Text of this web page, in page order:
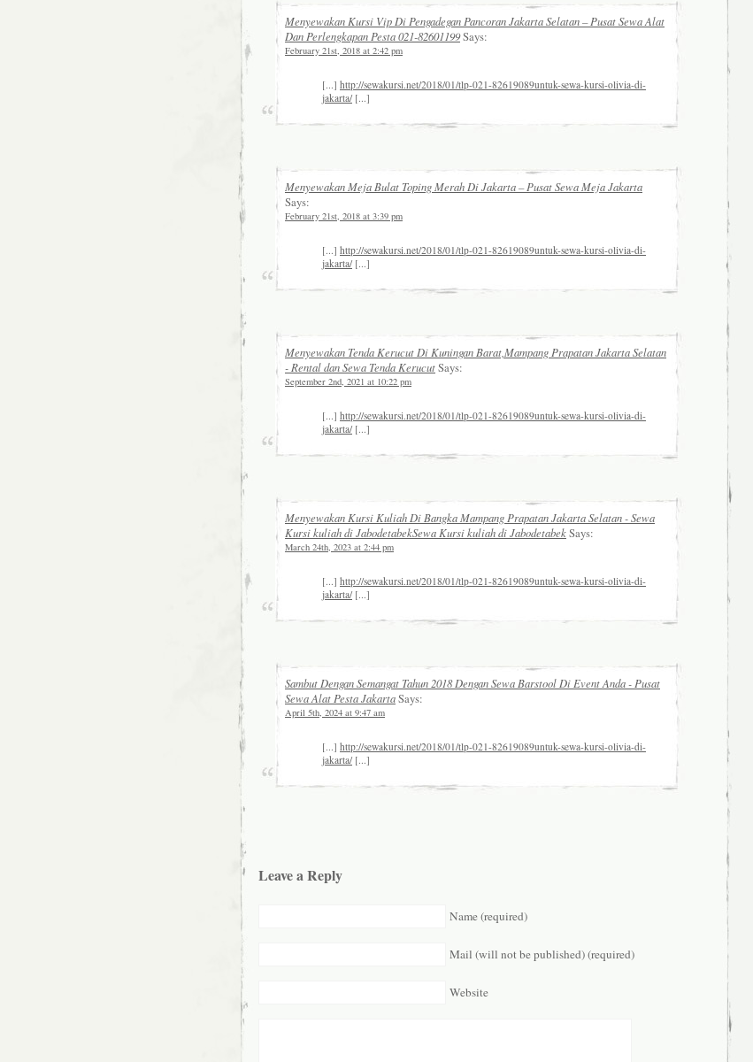
Menyewakan Kursi Vip Di Pengadegan Pancoran Jakarta Selatan – Pusat Sewa Alat
Dan Perlengkapan Pesta 021-82601199Says:
February 21st, 2018 at 2:42 pm
[...] http://sewakursi.net/2018/01/tlp-021-82619089untuk-sewa-kursi-olivia-di-
jakarta/ [...]
Menyewakan Meja Bulat Toping Merah Di Jakarta – Pusat Sewa Meja Jakarta
Says:
February 21st, 2018 at 3:39 pm
[...] http://sewakursi.net/2018/01/tlp-021-82619089untuk-sewa-kursi-olivia-di-
jakarta/ [...]
Menyewakan Tenda Kerucut Di Kuningan Barat,Mampang Prapatan Jakarta Selatan
- Rental dan Sewa Tenda KerucutSays:
September 2nd, 2021 at 10:22 pm
[...] http://sewakursi.net/2018/01/tlp-021-82619089untuk-sewa-kursi-olivia-di-
jakarta/ [...]
Menyewakan Kursi Kuliah Di Bangka Mampang Prapatan Jakarta Selatan - Sewa
Kursi kuliah di JabodetabekSewa Kursi kuliah di JabodetabekSays:
March 24th, 2023 at 2:44 pm
[...] http://sewakursi.net/2018/01/tlp-021-82619089untuk-sewa-kursi-olivia-di-
jakarta/ [...]
Sambut Dengan Semangat Tahun 2018 Dengan Sewa Barstool Di Event Anda - Pusat
Sewa Alat Pesta JakartaSays:
April 5th, 2024 at 9:47 am
[...] http://sewakursi.net/2018/01/tlp-021-82619089untuk-sewa-kursi-olivia-di-
jakarta/ [...]
Leave a Reply
Name (required)
Mail (will not be published) (required)
Website